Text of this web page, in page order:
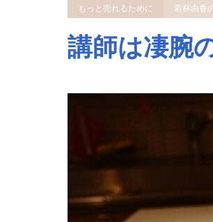
もっと売れるために 若林由香
講師は凄腕